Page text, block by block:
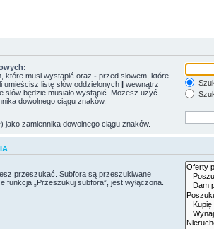
które musi wystąpić oraz - przed słowem, które
umieścisz listę słów oddzielonych | wewnątrz
słów będzie musiało wystąpić. Możesz użyć
dowolnego ciągu znaków.
jako zamiennika dowolnego ciągu znaków.
przeszukać. Subfora są przeszukiwane
funkcja „Przeszukuj subfora”, jest wyłączona.